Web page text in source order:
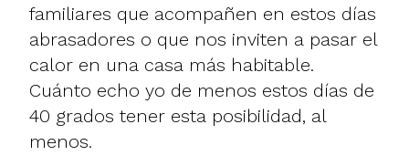
familiares que acompañen en estos días
abrasadores o que nos inviten a pasar el
calor en una casa más habitable.
Cuánto echo yo de menos estos días de
40 grados tener esta posibilidad, al
menos.